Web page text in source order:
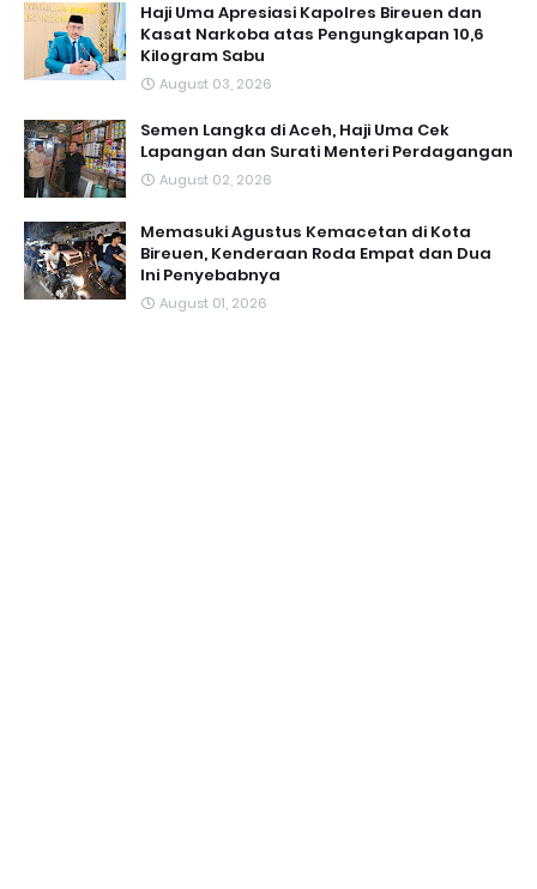
Haji Uma Apresiasi Kapolres Bireuen dan
Kasat Narkoba atas Pengungkapan 10,6
Kilogram Sabu
August 03, 2026
Semen Langka di Aceh, Haji Uma Cek
Lapangan dan Surati Menteri Perdagangan
August 02, 2026
Memasuki Agustus Kemacetan di Kota
Bireuen, Kenderaan Roda Empat dan Dua
Ini Penyebabnya
August 01, 2026